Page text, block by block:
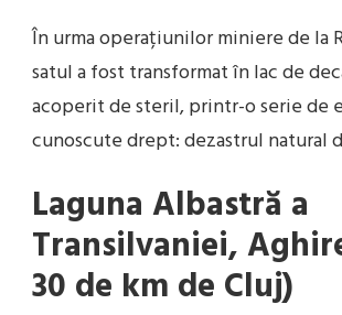
În urma operațiunilor miniere de la
satul a fost transformat în lac de
acoperit de steril, printr-o serie de
cunoscute drept: dezastrul natural
Laguna Albastră a
Transilvaniei,
30 de km de Cluj)